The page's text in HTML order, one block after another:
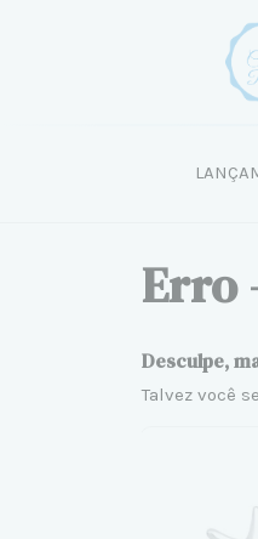
Erro
Desculpe,
Talvez você